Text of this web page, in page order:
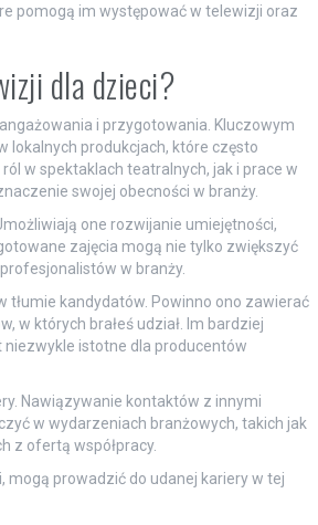
pomogą im występować w telewizji oraz
dla dzieci?
i przygotowania. Kluczowym
lokalnych produkcjach, które często
w spektaklach teatralnych, jak i prace w
swojej obecności w branży.
one rozwijanie umiejętności,
zajęcia mogą nie tylko zwiększyć
w branży.
kandydatów. Powinno ono zawierać
w których brałeś udział. Im bardziej
istotne dla producentów
Nawiązywanie kontaktów z innymi
w wydarzeniach branżowych, takich jak
z ofertą współpracy.
mogą prowadzić do udanej kariery w tej